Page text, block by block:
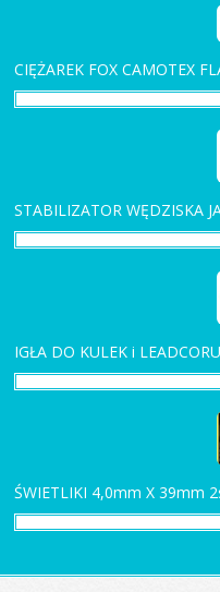
CIĘŻAREK FOX CAMOTEX
STABILIZATOR WĘDZISKA
IGŁA DO KULEK i
ŚWIETLIKI 4,0mm X 39mm